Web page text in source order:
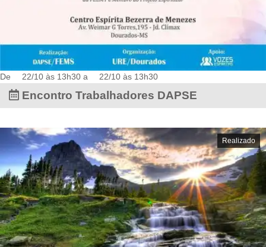
De 22/10 às 13h30 a 22/10 às 13h30
Encontro Trabalhadores DAPSE
Realizado